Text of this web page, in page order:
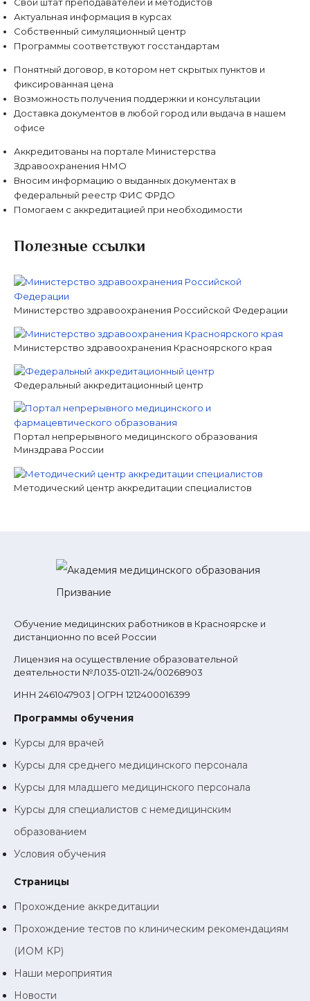
Свой штат преподавателей и методистов
Актуальная информация в курсах
Собственный симуляционный центр
Программы соответствуют госстандартам
Понятный договор, в котором нет скрытых пунктов и
фиксированная цена
Возможность получения поддержки и консультации
Доставка документов в любой город или выдача в нашем
офисе
Аккредитованы на портале Министерства
Здравоохранения НМО
Вносим информацию о выданных документах в
федеральный реестр ФИС ФРДО
Помогаем с аккредитацией при необходимости
Полезные ссылки
Министерство здравоохранения Российской Федерации
Министерство здравоохранения Красноярского края
Федеральный аккредитационный центр
Портал непрерывного медицинского образования
Минздрава России
Методический центр аккредитации специалистов
Обучение медицинских работников в Красноярске и
дистанционно по всей России
Лицензия на осуществление образовательной
деятельности №Л035-01211-24/00268903
ИНН 2461047903 | ОГРН 1212400016399
Программы обучения
Курсы для врачей
Курсы для среднего медицинского персонала
Курсы для младшего медицинского персонала
Курсы для специалистов с немедицинским
образованием
Условия обучения
Страницы
Прохождение аккредитации
Прохождение тестов по клиническим рекомендациям
(ИОМ КР)
Наши мероприятия
Новости